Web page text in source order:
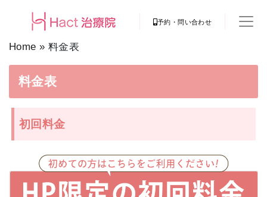
予約・問い合わせ
Home » 料金表
料金表
初回料金